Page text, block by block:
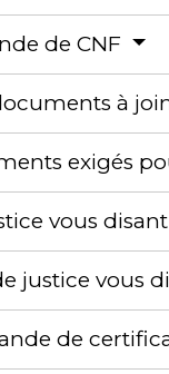
de CNF
à
exigés
vous
justice vous
de